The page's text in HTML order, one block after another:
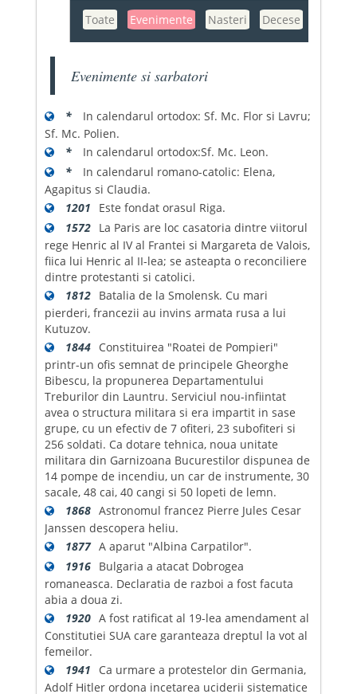
Toate Evenimente Nasteri Decese
Evenimente si sarbatori
*
In calendarul ortodox: Sf. Mc. Flor si Lavru;
Sf. Mc. Polien.
*
In calendarul ortodox:Sf. Mc. Leon.
*
In calendarul romano-catolic: Elena,
Agapitus si Claudia.
1201
Este fondat orasul Riga.
1572 La Paris are loc casatoria dintre viitorul
rege Henric al IV al Frantei si Margareta de Valois,
fiica lui Henric al II-lea; se asteapta o reconciliere
dintre protestanti si catolici.
1812 Batalia de la Smolensk. Cu mari
pierderi, francezii au invins armata rusa a lui
Kutuzov.
1844 Constituirea "Roatei de Pompieri"
printr-un ofis semnat de principele Gheorghe
Bibescu, la propunerea Departamentului
Treburilor din Launtru. Serviciul nou-infiintat
avea o structura militara si era impartit in sase
grupe, cu un efectiv de 7 ofiteri, 23 subofiteri si
256 soldati. Ca dotare tehnica, noua unitate
militara din Garnizoana Bucurestilor dispunea de
14 pompe de incendiu, un car de instrumente, 30
sacale, 48 cai, 40 cangi si 50 lopeti de lemn.
1868 Astronomul francez Pierre Jules Cesar
Janssen descopera heliu.
1877 A aparut "Albina Carpatilor".
1916 Bulgaria a atacat Dobrogea
romaneasca. Declaratia de razboi a fost facuta
abia a doua zi.
1920 A fost ratificat al 19-lea amendament al
Constitutiei SUA care garanteaza dreptul la vot al
femeilor.
1941
Ca urmare a protestelor din Germania,
Adolf Hitler ordona incetarea uciderii sistematice